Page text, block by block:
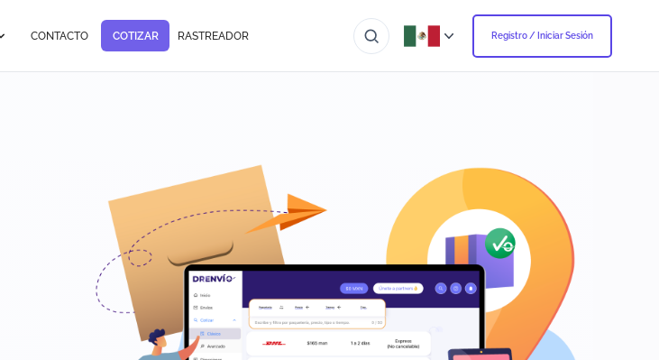
CONTACTO COTIZAR RASTREADOR Registro / Iniciar Sesión